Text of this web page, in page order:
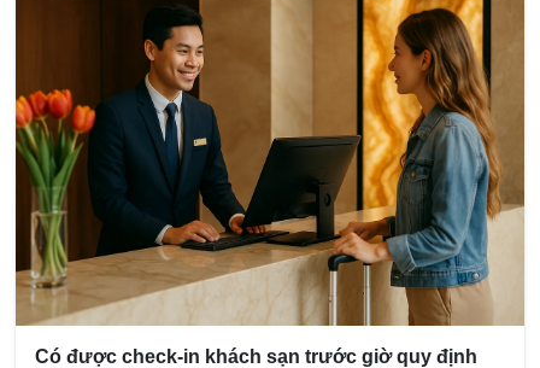
Có được check-in khách sạn trước giờ quy định